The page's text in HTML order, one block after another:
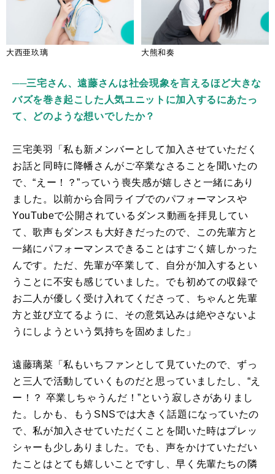
大西亜玖璃 大熊和奏
──三宅さん、遠藤さんは社会現象を言えるほど大きな
バズを巻き起こした人気ユニットに加入するにあたっ
て、どのような想いでしたか？
三宅美羽「私も新メンバーとして加入させていただく
お話と同時に降幡さんがご卒業なさることを聞いたの
で、“えー！？”っていう喪失感が嬉しさと一緒にあり
ました。以前から合同ライブでのパフォーマンスや
YouTubeで公開されているダンス動画を拝見してい
て、歌声もダンスも大好きだったので、この先輩方と
一緒にパフォーマンスできることはすごく嬉しかった
んです。ただ、先輩が卒業して、自分が加入するとい
うことに不安も感じていました。でも初めての収録で
お二人が優しく受け入れてくださって、ちゃんと先輩
方と並び立てるように、その意気込みは絶やさないよ
うにしようという気持ちを固めました」
遠藤璃菜「私もいちファンとして見ていたので、ずっ
と三人で活動していくものだと思っていましたし、“え
ー！？ 卒業しちゃうんだ！”という寂しさがありまし
た。しかも、もう SNSでは大きく話題になっていたの
で、私が加入させていただくことを聞いた時はプレッ
シャーも少しありました。でも、声をかけていただい
たことはとても嬉しいことですし、早く先輩たちの隣